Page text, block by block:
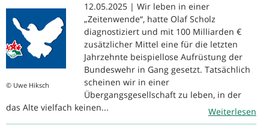
© Uwe Hiksch
12.05.2025 | Wir leben in einer
„Zeitenwende“, hatte Olaf Scholz
diagnostiziert und mit 100 Milliarden €
zusätzlicher Mittel eine für die letzten
Jahrzehnte beispiellose Aufrüstung der
Bundeswehr in Gang gesetzt. Tatsächlich
scheinen wir in einer
Übergangsgesellschaft zu leben, in der
das Alte vielfach keinen...
Weiterlesen